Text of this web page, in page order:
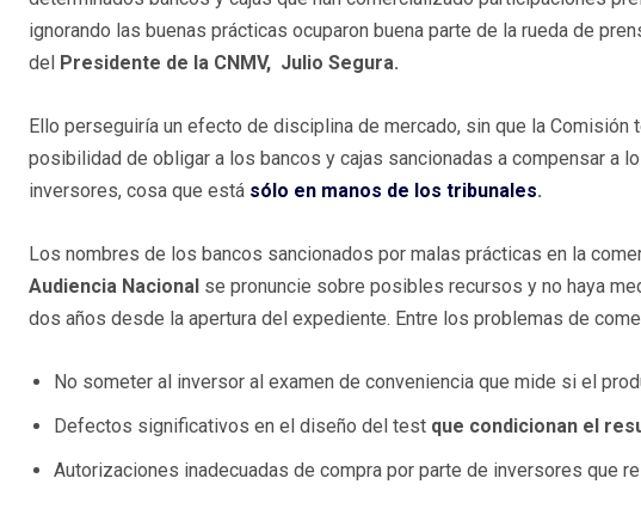
ignorando las buenas prácticas ocuparon buena parte de la rueda de
del
Presidente de la CNMV, Julio Segura.
Ello perseguiría un efecto de disciplina de mercado, sin que la Comisión
posibilidad de obligar a los bancos y cajas sancionadas a compensar a
inversores, cosa que está sólo en manos de los tribunales.
Los nombres de los bancos sancionados por malas prácticas en la
Audiencia Nacional se pronuncie sobre posibles recursos y no haya
dos años desde la apertura del expediente. Entre los problemas de
No someter al inversor al examen de conveniencia que mide si el
Defectos significativos en el diseño del test que condicionan el
Autorizaciones inadecuadas de compra por parte de inversores que